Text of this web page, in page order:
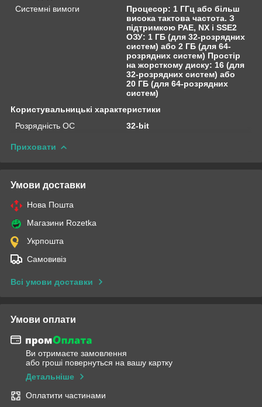
Системні вимоги
Процесор: 1 ГГц або більш
висока тактова частота. З
підтримкою PAE, NX і SSE2
ОЗУ: 1 ГБ (для 32-розрядних
систем) або 2 ГБ (для 64-
розрядних систем) Простір
на жорсткому диску: 16 (для
32-розрядних систем) або
20 ГБ (для 64-розрядних
систем)
Користувальницькі характеристики
Розрядність ОС
32-bit
Приховати
Умови доставки
Нова Пошта
Магазини Rozetka
Укрпошта
Самовивіз
Всі умови доставки
Умови оплати
Ви отримаєте замовлення
або гроші повернуться на вашу картку
Детальніше
Оплатити частинами